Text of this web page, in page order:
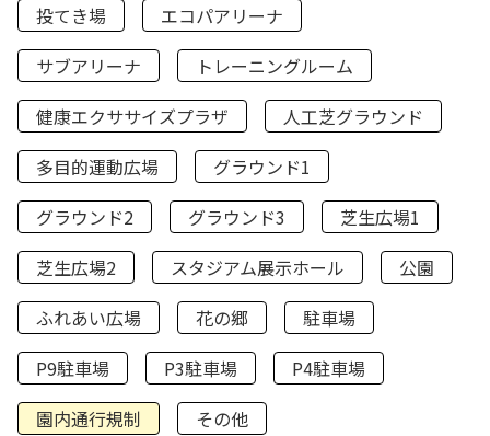
投てき場
エコパアリーナ
サブアリーナ
トレーニングルーム
健康エクササイズプラザ
人工芝グラウンド
多目的運動広場
グラウンド1
グラウンド2
グラウンド3
芝生広場1
芝生広場2
スタジアム展示ホール
公園
ふれあい広場
花の郷
駐車場
P9駐車場
P3駐車場
P4駐車場
園内通行規制
その他